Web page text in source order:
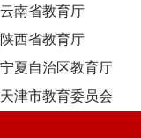
云南省教育厅
陕西省教育厅
宁夏自治区教育厅
天津市教育委员会